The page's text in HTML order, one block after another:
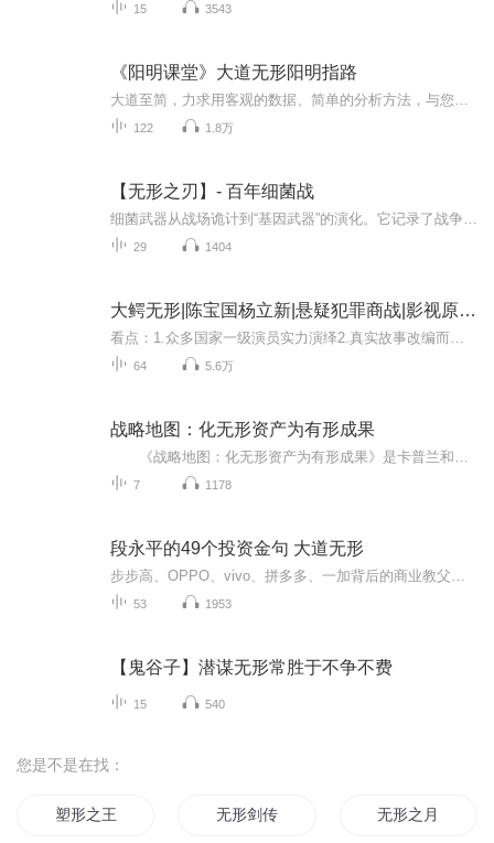
15 3543
《阳明课堂》大道无形阳明指路
122 1.8万
【无形之刃】- 百年细菌战
29 1404
大鳄无形|陈宝国杨立新|悬疑犯罪商战|影视原声广播剧
64 5.6万
战略地图：化无形资产为有形成果
7 1178
段永平的49个投资金句 大道无形
53 1953
【鬼谷子】潜谋无形常胜于不争不费
15 540
您是不是在找：
塑形之王 无形剑传 无形之月